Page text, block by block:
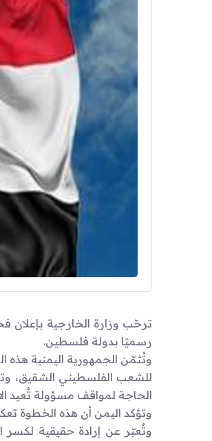
ترحّب وزارة الخارجية بإعلان
رسميًا بدولة فلسطين.
وتُثمّن الجمهورية اليمنية هذه
للشعب الفلسطيني الشقيق،
الحاجة لمواقف مسؤولة تُعيد
وتؤكد اليمن أن هذه الخطوة
وتُعبّر عن إرادة حقيقية لكسر